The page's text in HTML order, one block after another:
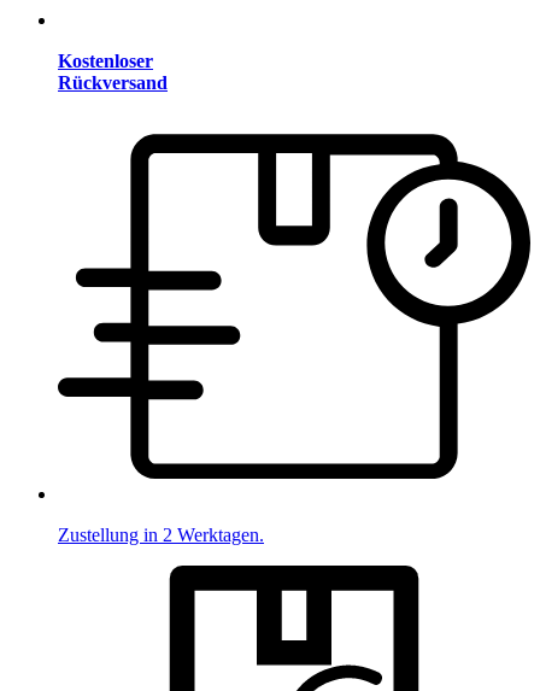
Kostenloser
Rückversand
Zustellung in 2 Werktagen.